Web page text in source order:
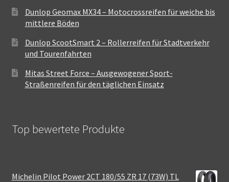
Dunlop Geomax MX34 – Motocrossreifen für weiche bis
mittlere Böden
Dunlop ScootSmart 2 – Rollerreifen für Stadtverkehr
und Tourenfahrten
Mitas Street Force – Ausgewogener Sport-
Straßenreifen für den täglichen Einsatz
Top bewertete Produkte
Michelin Pilot Power 2CT 180/55 ZR 17 (73W) TL